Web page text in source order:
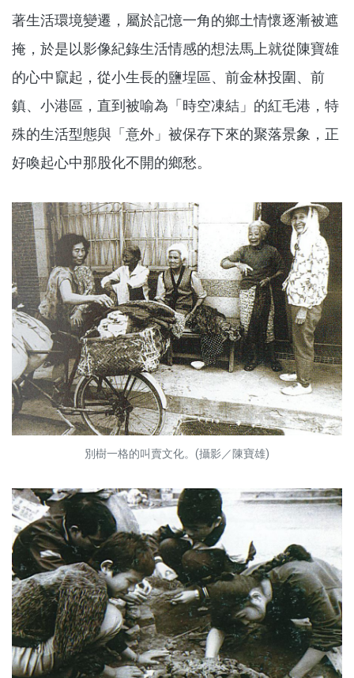
著生活環境變遷，屬於記憶一角的鄉土情懷逐漸被遮
掩，於是以影像紀錄生活情感的想法馬上就從陳寶雄
的心中竄起，從小生長的鹽埕區、前金林投圍、前
鎮、小港區，直到被喻為「時空凍結」的紅毛港，特
殊的生活型態與「意外」被保存下來的聚落景象，正
好喚起心中那股化不開的鄉愁。
別樹一格的叫賣文化。(攝影／陳寶雄)